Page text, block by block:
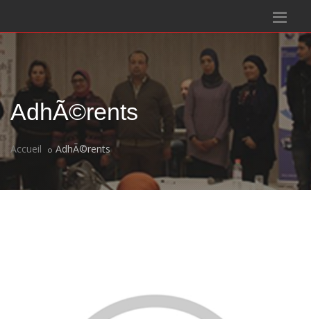
AdhÃ©rents
Accueil AdhÃ©rents